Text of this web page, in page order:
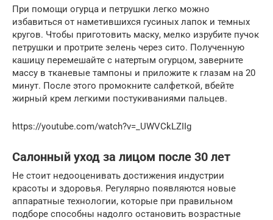
При помощи огурца и петрушки легко можно
избавиться от наметившихся гусиных лапок и темных
кругов. Чтобы приготовить маску, мелко изрубите пучок
петрушки и протрите зелень через сито. Полученную
кашицу перемешайте с натертым огурцом, заверните
массу в тканевые тампоны и приложите к глазам на 20
минут. После этого промокните салфеткой, вбейте
жирный крем легкими постукиваниями пальцев.
https://youtube.com/watch?v=_UWVCkLZIIg
Салонный уход за лицом после 30 лет
Не стоит недооценивать достижения индустрии
красоты и здоровья. Регулярно появляются новые
аппаратные технологии, которые при правильном
подборе способны надолго остановить возрастные